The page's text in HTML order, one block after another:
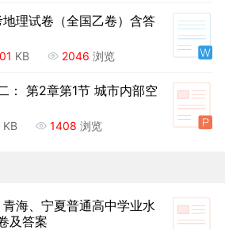
理试卷（全国乙卷）含答
KB 2046 浏览
： 第2章第1节 城市内部空
KB 1408 浏览
海、宁夏普通高中学业水
及答案